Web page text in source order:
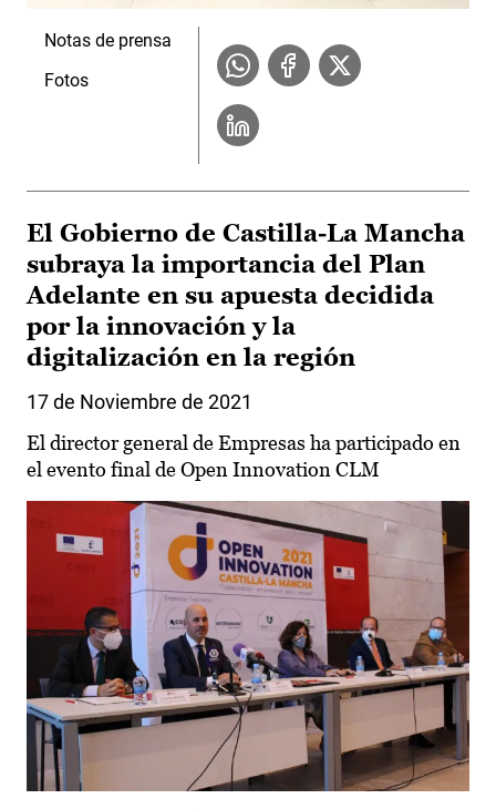
Notas de prensa
Fotos
El Gobierno de Castilla-La Mancha
subraya la importancia del Plan
Adelante en su apuesta decidida
por la innovación y la
digitalización en la región
17 de Noviembre de 2021
El director general de Empresas ha participado en
el evento final de Open Innovation CLM